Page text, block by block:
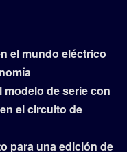
el mundo eléctrico
modelo de serie con
el circuito de
para una edición de